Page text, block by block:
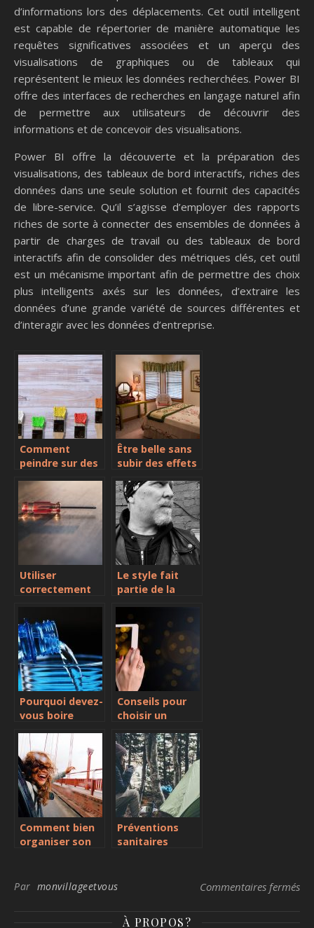
d’informations lors des déplacements. Cet outil intelligent
est capable de répertorier de manière automatique les
requêtes significatives associées et un aperçu des
visualisations de graphiques ou de tableaux qui
représentent le mieux les données recherchées. Power BI
offre des interfaces de recherches en langage naturel afin
de permettre aux utilisateurs de découvrir des
informations et de concevoir des visualisations.
Power BI offre la découverte et la préparation des
visualisations, des tableaux de bord interactifs, riches des
données dans une seule solution et fournit des capacités
de libre-service. Qu’il s’agisse d’employer des rapports
riches de sorte à connecter des ensembles de données à
partir de charges de travail ou des tableaux de bord
interactifs afin de consolider des métriques clés, cet outil
est un mécanisme important afin de permettre des choix
plus intelligents axés sur les données, d’extraire les
données d’une grande variété de sources différentes et
d’interagir avec les données d’entreprise.
Comment
peindre sur des
bois
Être belle sans
subir des effets
Utiliser
correctement
outil must have
à la maison
Le style fait
partie de la
bikes
Pourquoi devez-
vous boire
d’eau?
Conseils pour
choisir un
portable pour
senior
Comment bien
organiser son
Préventions
sanitaires
camping
Par monvillageetvous Commentaires fermés
À PROPOS?